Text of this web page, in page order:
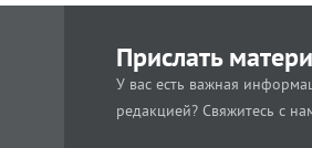
Прислать
У вас есть важная
редакцией? Свяжитесь с